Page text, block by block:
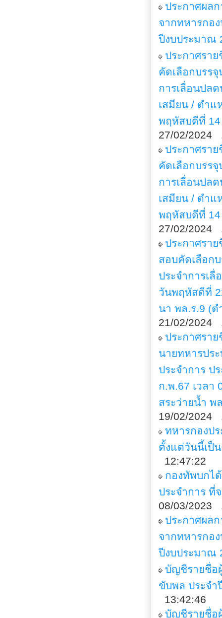
ประกาศผล
จากทหารกอ
ปีงบประมาณ
ประกาศรา
คัดเลือกบรร
การเลื่อนปล
เสมียน / ตำ
พฤหัสบดีที่ 14
27/02/2024
ประกาศรา
คัดเลือกบรร
การเลื่อนปล
เสมียน / ตำ
พฤหัสบดีที่ 14
27/02/2024
ประกาศรา
สอบคัดเลือก
ประจำการเ
วันพฤหัสดีที่
นา พล.ร.9 (
21/02/2024
ประกาศรา
นายทหารปร
ประจำการ ป
ก.พ.67 เวลา
สระว่ายน้ำ พ
19/02/2024
ทหารกองป
ตั้งแต่วันนี้เป็
12:47:22
กองทัพบกไ
ประจำการ ที่
08/03/2023
ประกาศผล
จากทหารกอ
ปีงบประมาณ
บัญชีรายชื่อ
ขับพล ประจำ
13:42:46
บัญชีรายชื่อ